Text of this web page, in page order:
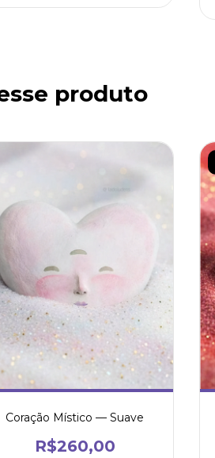
produto
Coração Místico — Suave
R$260,00